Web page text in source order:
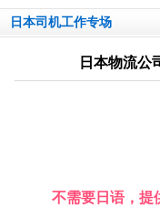
日本司机工作专场
日本物流公
不需要日语，提